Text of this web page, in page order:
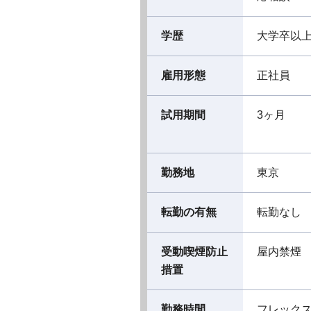
学歴 大学卒以上
雇用形態 正社員
試用期間 3ヶ月
勤務地 東京
転勤の有無 転勤なし
受動喫煙防止
措置
屋内禁煙